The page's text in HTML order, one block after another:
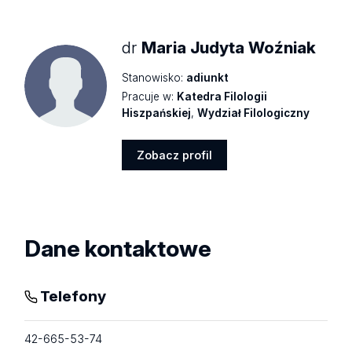
dr Maria Judyta Woźniak
Stanowisko: adiunkt
Pracuje w: Katedra Filologii
Hiszpańskiej,Wydział Filologiczny
Zobacz profil
Dane kontaktowe
Telefony
42-665-53-74